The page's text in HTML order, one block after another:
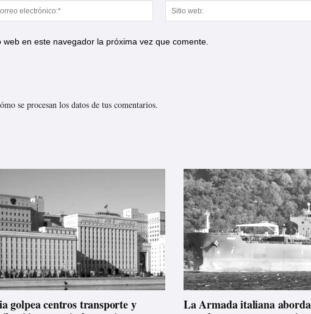
Correo
electrónico:*
en este navegador la próxima vez que comente.
se procesan los datos de tus comentarios.
golpea centros transporte y
La Armada italiana